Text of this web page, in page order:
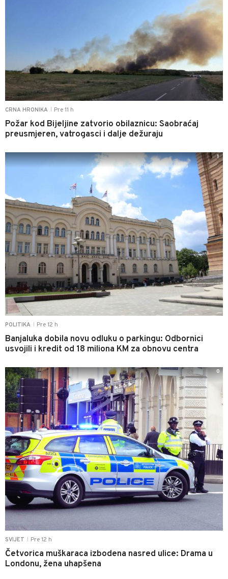
CRNA HRONIKA Pre 11 h
Požar kod Bijeljine zatvorio obilaznicu: Saobraćaj
preusmjeren, vatrogasci i dalje dežuraju
POLITIKA Pre 12 h
Banjaluka dobila novu odluku o parkingu: Odbornici
usvojili i kredit od 18 miliona KM za obnovu centra
1
SVIJET Pre 12 h
Četvorica muškaraca izbodena nasred ulice: Drama u
Londonu, žena uhapšena
0